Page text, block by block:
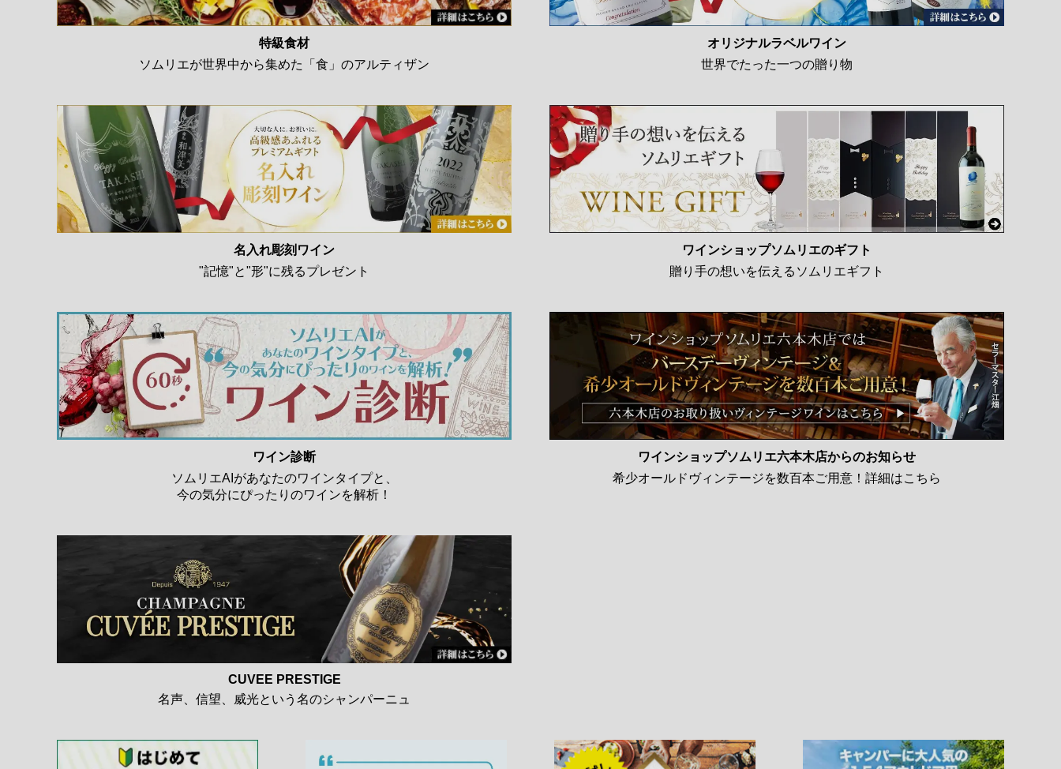
特級食材
ソムリエが世界中から集めた「食」のアルティザン
オリジナルラベルワイン
世界でたった一つの贈り物
名入れ彫刻ワイン
"記憶"と"形"に残るプレゼント
ワインショップソムリエのギフト
贈り手の想いを伝えるソムリエギフト
ワイン診断
ソムリエAIがあなたのワインタイプと、
今の気分にぴったりのワインを解析！
ワインショップソムリエ六本木店からのお知らせ
希少オールドヴィンテージを数百本ご用意！詳細はこちら
CUVEE PRESTIGE
名声、信望、威光という名のシャンパーニュ